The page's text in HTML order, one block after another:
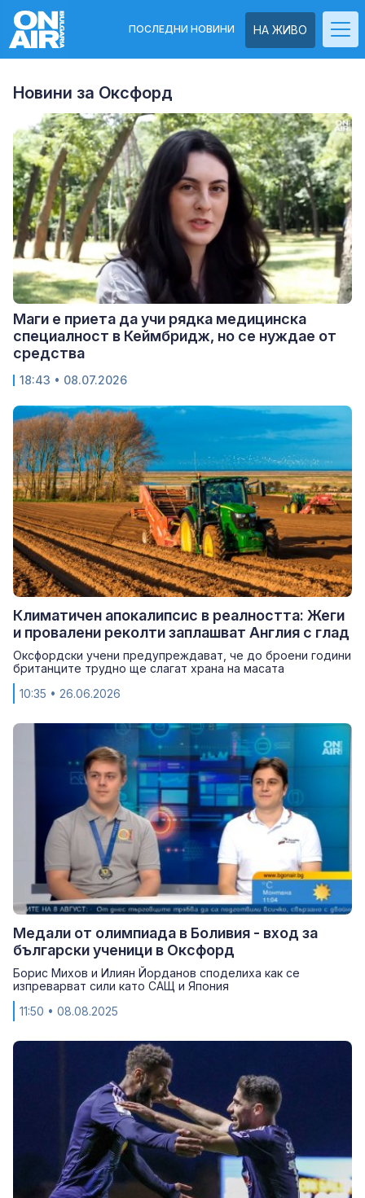
НА ЖИВО
ПОСЛЕДНИ НОВИНИ
Новини за Оксфорд
Маги е приета да учи рядка медицинска
специалност в Кеймбридж, но се нуждае от
средства
18:43 • 08.07.2026
Климатичен апокалипсис в реалността: Жеги
и провалени реколти заплашват Англия с глад
Оксфордски учени предупреждават, че до броени години
британците трудно ще слагат храна на масата
10:35 • 26.06.2026
Медали от олимпиада в Боливия - вход за
български ученици в Оксфорд
Борис Михов и Илиян Йорданов споделиха как се
изпреварват сили като САЩ и Япония
11:50 • 08.08.2025